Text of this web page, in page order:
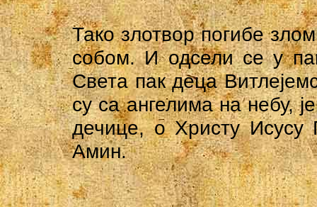
Тако злотвор погибе
собом. И одсели се у
Света пак деца
су са ангелима на небу,
дечице, о Христу Исусу
Амин.